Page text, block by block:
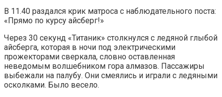
В 11.40 раздался крик матроса с наблюдательного поста:
«Прямо по курсу айсберг!»
Через 30 секунд «Титаник» столкнулся с ледяной глыбой
айсберга, которая в ночи под электрическими
прожекторами сверкала, словно оставленная
неведомым волшебником гора алмазов. Пассажиры
выбежали на палубу. Они смеялись и играли с ледяными
осколками. Было весело.